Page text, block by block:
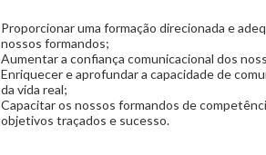
Proporcionar uma formação direcionada e
nossos formandos;
Aumentar a confiança comunicacional dos
Enriquecer e aprofundar a capacidade de
da vida real;
Capacitar os nossos formandos de
objetivos traçados e sucesso.